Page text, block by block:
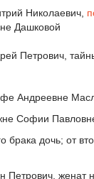
Николаевич,
Дашковой
Петрович,
Андреевне
Софии
брака дочь; от
Петрович, женат